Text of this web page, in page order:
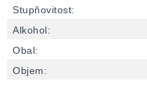
Stupňovitost:
Alkohol:
Obal:
Objem: